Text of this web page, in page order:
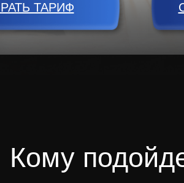
ТАРИФ
Кому